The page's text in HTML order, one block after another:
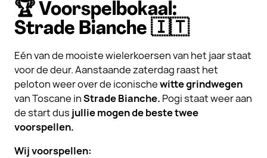
🏆 Voorspelbokaal:
Strade Bianche 🇮🇹
Eén van de mooiste wielerkoersen van het jaar staat
voor de deur. Aanstaande zaterdag raast het
peloton weer over de iconischewitte grindwegen
van Toscane inStrade Bianche. Pogi staat weer aan
de start dus jullie mogen de beste twee
voorspellen.
Wij voorspellen: